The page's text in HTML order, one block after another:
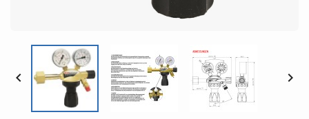
 